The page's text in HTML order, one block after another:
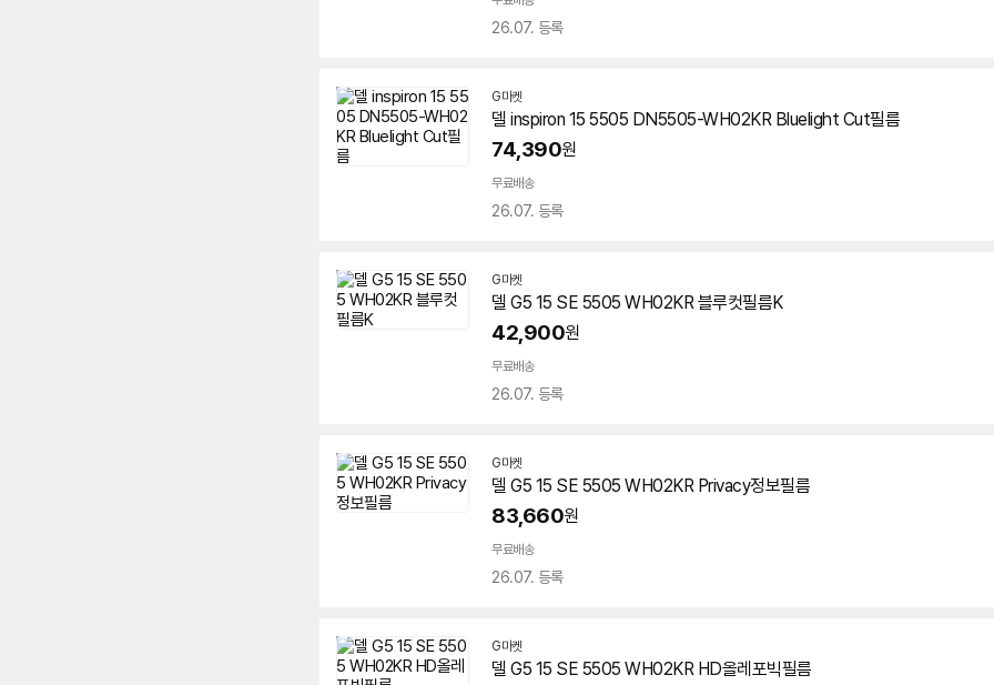
26.07. 등록
G마켓
델 inspiron 15 5505 DN5505-WH02KR Bluelight Cut필름
74,390원
무료배송
26.07. 등록
G마켓
델 G5 15 SE 5505 WH02KR 블루컷필름K
42,900원
무료배송
26.07. 등록
G마켓
델 G5 15 SE 5505 WH02KR Privacy정보필름
83,660원
무료배송
26.07. 등록
G마켓
델 G5 15 SE 5505 WH02KR HD올레포빅필름